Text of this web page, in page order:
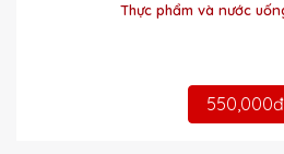
Thực phẩm và nước
550,000đ